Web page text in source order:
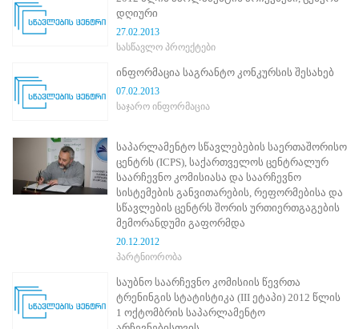
ნორმატიული
სტრატეგიული
გეგმა
არჩევნების
გენდერული
თანასწორობის
სიახლეები
საჯარო
დღიური
27.02.2013
სასწავლო პროექტები
ინფორმაცია საგრანტო კონკურსის შესახებ
07.02.2013
საჯარო ინფორმაცია
საპარლამენტო სწავლებების საერთაშორისო
ცენტრს (ICPS), საქართველოს ცენტრალურ
საარჩევნო კომისიასა და საარჩევნო
სისტემების განვითარების, რეფორმებისა და
სწავლების ცენტრს შორის ურთიერთგაგების
მემორანდუმი გაფორმდა
20.12.2012
პარტნიორობა
საუბნო საარჩევნო კომისიის წევრთა
ტრენინგის სტატისტიკა (III ეტაპი) 2012 წლის
1 ოქტომბრის საპარლამენტო